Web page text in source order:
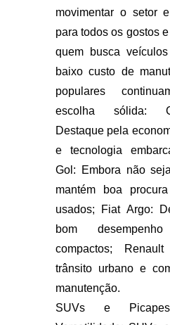
movimentar o setor
para todos os gostos
quem busca
baixo custo de
populares
escolha sólida:
Destaque pela
e tecnologia
Gol: Embora não
mantém boa
usados; Fiat Argo:
bom
compactos;
trânsito urbano e
manutenção.
SUVs e